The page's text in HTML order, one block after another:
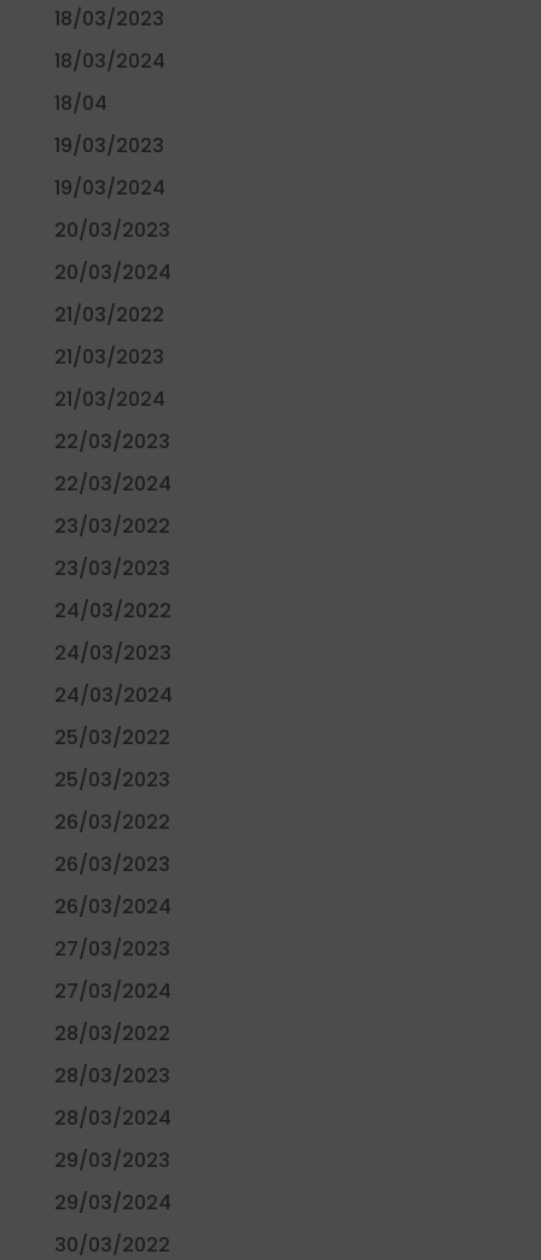
18/03/2023
18/03/2024
18/04
19/03/2023
19/03/2024
20/03/2023
20/03/2024
21/03/2022
21/03/2023
21/03/2024
22/03/2023
22/03/2024
23/03/2022
23/03/2023
24/03/2022
24/03/2023
24/03/2024
25/03/2022
25/03/2023
26/03/2022
26/03/2023
26/03/2024
27/03/2023
27/03/2024
28/03/2022
28/03/2023
28/03/2024
29/03/2023
29/03/2024
30/03/2022